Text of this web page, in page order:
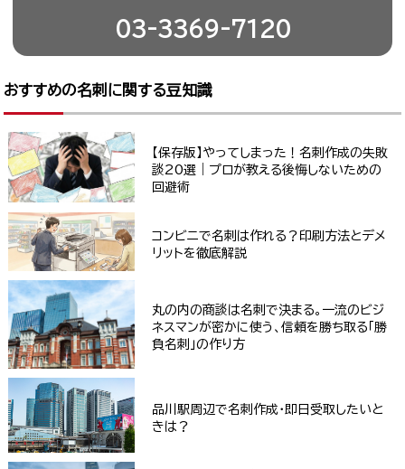
03-3369-7120
おすすめの名刺に関する豆知識
【保存版】やってしまった！名刺作成の失敗
談20選｜プロが教える後悔しないための
回避術
コンビニで名刺は作れる？印刷方法とデメ
リットを徹底解説
丸の内の商談は名刺で決まる。一流のビジ
ネスマンが密かに使う、信頼を勝ち取る「勝
負名刺」の作り方
品川駅周辺で名刺作成・即日受取したいと
きは？